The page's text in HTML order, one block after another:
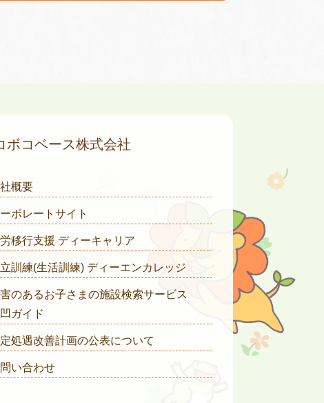
ボコベース株式会社
概要
ポレートサイト
移行支援 ディーキャリア
訓練(生活訓練) ディーエンカレッジ
のあるお子さまの施設検索サービス
ガイド
処遇改善計画の公表について
い合わせ